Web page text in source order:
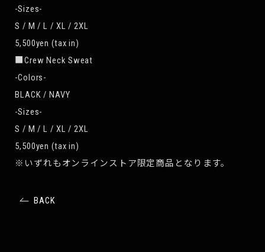
-Sizes-
S / M / L / XL / 2XL
5,500yen (tax in)
■Crew Neck Sweat
-Colors-
BLACK / NAVY
-Sizes-
S / M / L / XL / 2XL
5,500yen (tax in)
※いずれもオンラインストア限定商品となります。
BACK